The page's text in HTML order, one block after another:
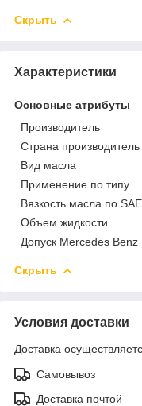
Скрыть
Характеристики
Основные атрибуты
Производитель
Страна производитель
Вид масла
Применение по типу
Вязкость масла по SAE
Объем жидкости
Допуск Mercedes Benz
Скрыть
Условия доставки
Доставка
Самовывоз
Доставка почтой